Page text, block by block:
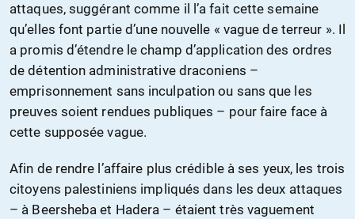
attaques, suggérant comme il l’a fait cette semaine
qu’elles font partie d’une nouvelle « vague de terreur ». Il
a promis d’étendre le champ d’application des ordres
de détention administrative draconiens –
emprisonnement sans inculpation ou sans que les
preuves soient rendues publiques – pour faire face à
cette supposée vague.
Afin de rendre l’affaire plus crédible à ses yeux, les trois
citoyens palestiniens impliqués dans les deux attaques
– à Beersheba et Hadera – étaient très vaguement